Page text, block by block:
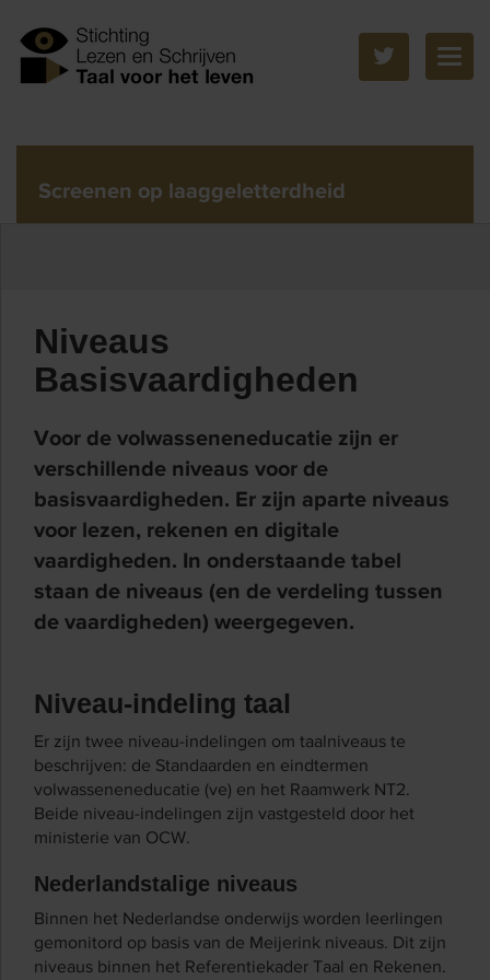
Screenen op laaggeletterdheid
Niveaus
Basisvaardigheden
Voor de volwasseneneducatie zijn er
verschillende niveaus voor de
basisvaardigheden. Er zijn aparte niveaus
voor lezen, rekenen en digitale
vaardigheden. In onderstaande tabel
staan de niveaus (en de verdeling tussen
de vaardigheden) weergegeven.
Niveau-indeling taal
Er zijn twee niveau-indelingen om taalniveaus te
beschrijven: de Standaarden en eindtermen
volwasseneneducatie (ve) en het Raamwerk NT2.
Beide niveau-indelingen zijn vastgesteld door het
ministerie van OCW.
Nederlandstalige niveaus
Binnen het Nederlandse onderwijs worden leerlingen
gemonitord op basis van de Meijerink niveaus. Dit zijn
niveaus binnen het Referentiekader Taal en Rekenen.